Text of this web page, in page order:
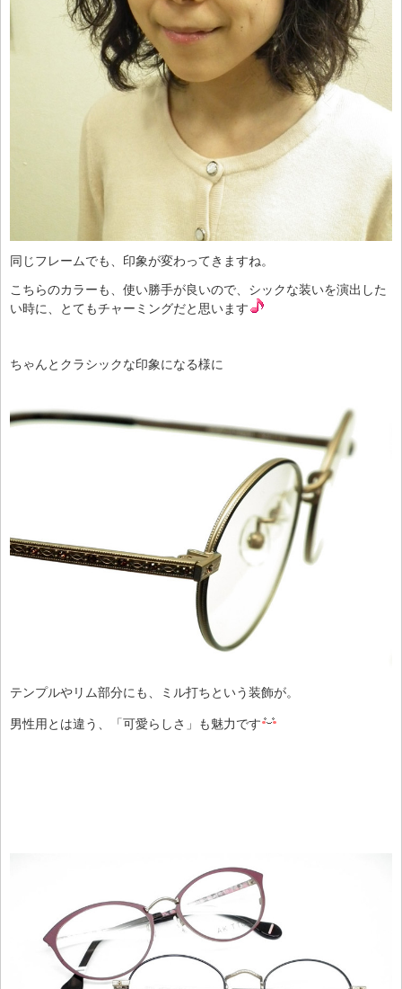
同じフレームでも、印象が変わってきますね。
こちらのカラーも、使い勝手が良いので、シックな装いを演出した
い時に、とてもチャーミングだと思います
ちゃんとクラシックな印象になる様に
テンプルやリム部分にも、ミル打ちという装飾が。
男性用とは違う、「可愛らしさ」も魅力です